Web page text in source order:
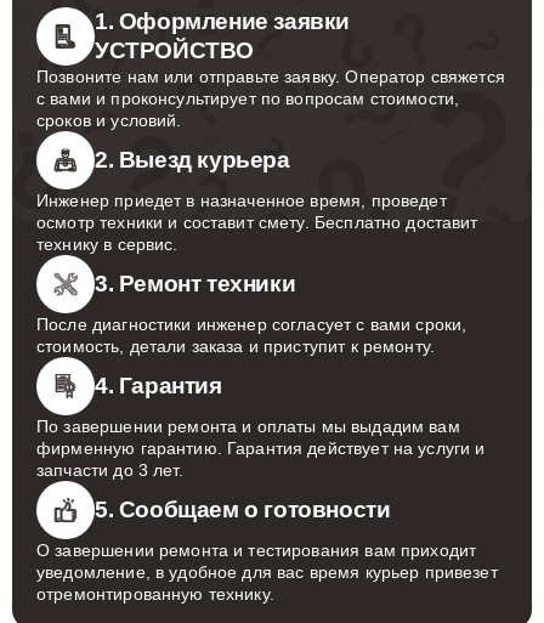
1. Оформление заявки
УСТРОЙСТВО
Позвоните нам или отправьте заявку. Оператор свяжется
с вами и проконсультирует по вопросам стоимости,
сроков и условий.
2. Выезд курьера
Инженер приедет в назначенное время, проведет
осмотр техники и составит смету. Бесплатно доставит
технику в сервис.
3. Ремонт техники
После диагностики инженер согласует с вами сроки,
стоимость, детали заказа и приступит к ремонту.
4. Гарантия
По завершении ремонта и оплаты мы выдадим вам
фирменную гарантию. Гарантия действует на услуги и
запчасти до 3 лет.
5. Сообщаем о готовности
О завершении ремонта и тестирования вам приходит
уведомление, в удобное для вас время курьер привезет
отремонтированную технику.